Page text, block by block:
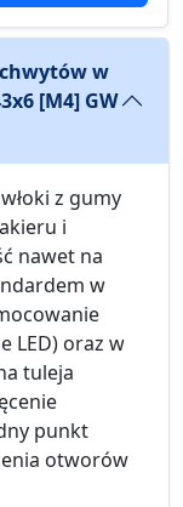
w
[M4] GW
z gumy
i
nawet na
w
LED) oraz w
tuleja
punkt
otworów